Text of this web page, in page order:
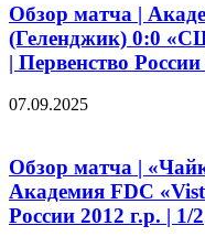
Обзор матча |
(Геленджик) 0:0
| Первенство
07.09.2025
Обзор матча |
Академия FDC
России 2012 г.р. | 1/2